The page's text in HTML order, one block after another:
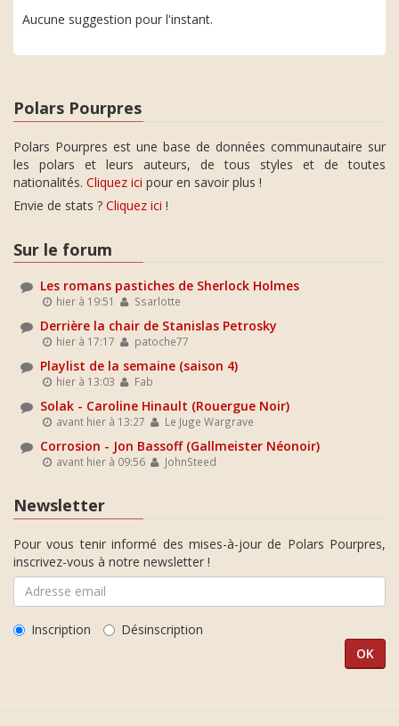
Aucune suggestion pour l'instant.
Polars Pourpres
Polars Pourpres est une base de données communautaire sur
les polars et leurs auteurs, de tous styles et de toutes
nationalités. Cliquez ici pour en savoir plus !
Envie de stats ? Cliquez ici !
Sur le forum
Les romans pastiches de Sherlock Holmes
hier à 19:51 Ssarlotte
Derrière la chair de Stanislas Petrosky
hier à 17:17 patoche77
Playlist de la semaine (saison 4)
hier à 13:03 Fab
Solak - Caroline Hinault (Rouergue Noir)
avant hier à 13:27 Le Juge Wargrave
Corrosion - Jon Bassoff (Gallmeister Néonoir)
avant hier à 09:56 JohnSteed
Newsletter
Pour vous tenir informé des mises-à-jour de Polars Pourpres,
inscrivez-vous à notre newsletter !
Inscription Désinscription